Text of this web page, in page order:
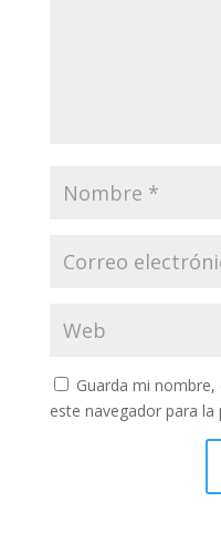
Guarda mi
este navegador para